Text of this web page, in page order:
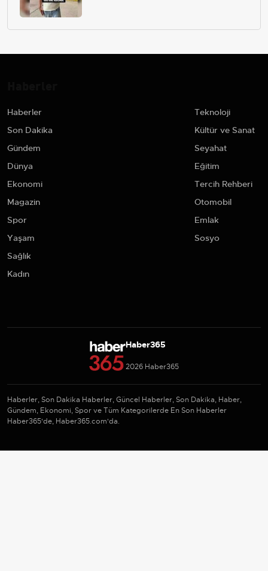
Haberler
Son Dakika
Gündem
Dünya
Ekonomi
Magazin
Spor
Yaşam
Sağlık
Kadın
Teknoloji
Kültür ve Sanat
Seyahat
Eğitim
Tercih Rehberi
Otomobil
Emlak
Sosyo
Haber365
2026 Haber365
Haberler, Son Dakika Haberler, Güncel Haberler, Son Dakika, Haber,
Gündem, Ekonomi, Spor ve Tüm Kategorilerde En Son Haberler
Haber365'de, Haber365.com'da.